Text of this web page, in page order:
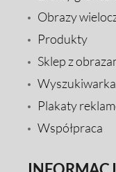
Obrazy
Produkty
Sklep z
Plakaty
Współpraca